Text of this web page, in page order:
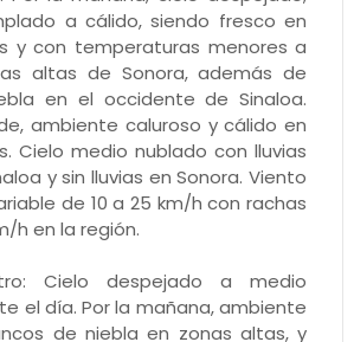
a cálido, siendo fresco en
y con temperaturas menores a
altas de Sonora, además de
en el occidente de Sinaloa.
ambiente caluroso y cálido en
Cielo medio nublado con lluvias
y sin lluvias en Sonora. Viento
de 10 a 25 km/h con rachas
h en la región.
Cielo despejado a medio
el día. Por la mañana, ambiente
de niebla en zonas altas, y